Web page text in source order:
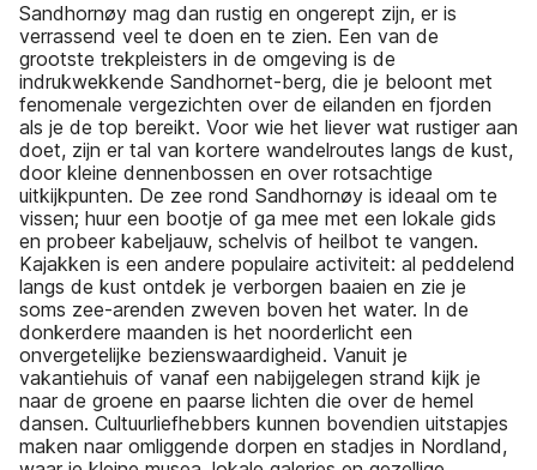
Sandhornøy mag dan rustig en ongerept zijn, er is
verrassend veel te doen en te zien. Een van de
grootste trekpleisters in de omgeving is de
indrukwekkende Sandhornet-berg, die je beloont met
fenomenale vergezichten over de eilanden en fjorden
als je de top bereikt. Voor wie het liever wat rustiger aan
doet, zijn er tal van kortere wandelroutes langs de kust,
door kleine dennenbossen en over rotsachtige
uitkijkpunten. De zee rond Sandhornøy is ideaal om te
vissen; huur een bootje of ga mee met een lokale gids
en probeer kabeljauw, schelvis of heilbot te vangen.
Kajakken is een andere populaire activiteit: al peddelend
langs de kust ontdek je verborgen baaien en zie je
soms zee-arenden zweven boven het water. In de
donkerdere maanden is het noorderlicht een
onvergetelijke bezienswaardigheid. Vanuit je
vakantiehuis of vanaf een nabijgelegen strand kijk je
naar de groene en paarse lichten die over de hemel
dansen. Cultuurliefhebbers kunnen bovendien uitstapjes
maken naar omliggende dorpen en stadjes in Nordland,